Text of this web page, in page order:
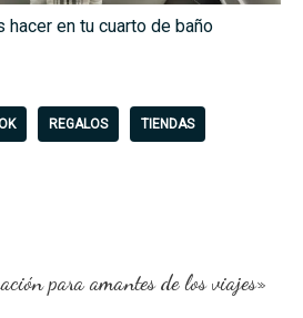
hacer en tu cuarto de baño
REGALOS TIENDAS
para amantes de los viajes»